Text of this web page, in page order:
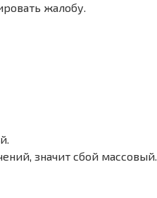
жалобу.
значит сбой массовый.